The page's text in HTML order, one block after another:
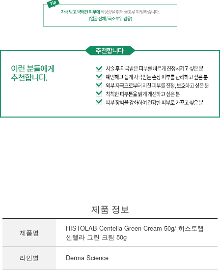
제품 정보
제품명
HISTOLAB Centella Green Cream 50g/ 히스토랩
센텔라 그린 크림 50g
라인별 Derma Science